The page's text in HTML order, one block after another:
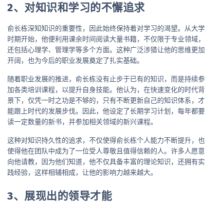
2、对知识和学习的不懈追求
俞长栋深知知识的重要性，因此始终保持着对学习的渴望。从大学
时期开始，他便利用课余时间阅读大量书籍，不仅限于专业领域，
还包括心理学、管理学等多个方面。这种广泛涉猎让他的思维更加
开阔，也为今后的职业发展奠定了扎实基础。
随着职业发展的推进，俞长栋没有止步于已有的知识，而是持续参
加各类培训课程，以提升自身技能。他认为，在快速变化的时代背
景下，仅凭一时之功是不够的，只有不断更新自己的知识体系，才
能跟上时代的发展步伐。因此，他设定了长期学习计划，每年都要
读一定数量的新书，并参加相关领域的新兴课程。
这种对知识持久性的追求，不仅使得俞长栋个人能力不断提升，也
使得他在团队中成为了一位受人尊敬且值得信赖的人。许多人愿意
向他请教，因为他们知道，他不仅具备丰富的理论知识，还拥有实
践经验，这样相辅相成，让他的影响力越来越大。
3、展现出的领导才能